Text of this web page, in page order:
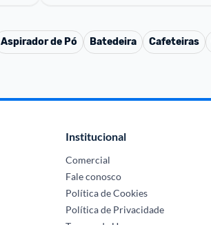
Aspirador de Pó Batedeira Cafeteiras
Institucional
Comercial
Fale conosco
Política de Cookies
Política de Privacidade